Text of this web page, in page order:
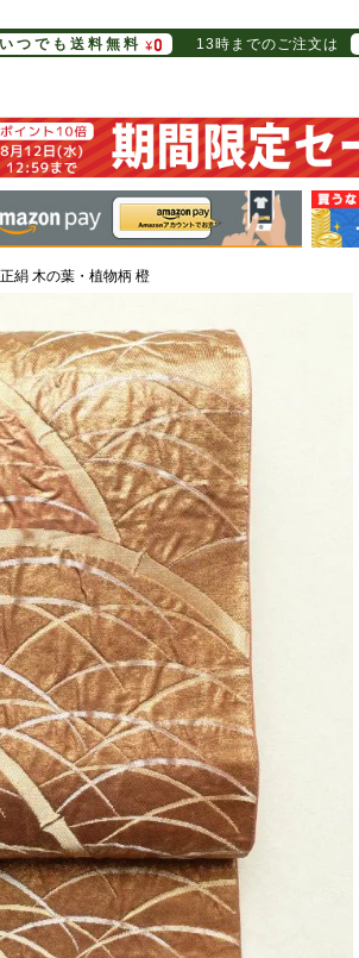
いつでも送料無料 13時までのご注文は
絹 木の葉・植物柄 橙